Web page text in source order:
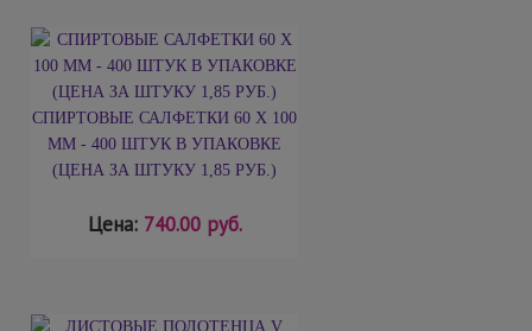
СПИРТОВЫЕ САЛФЕТКИ 60 Х 100
ММ - 400 ШТУК В УПАКОВКЕ
(ЦЕНА ЗА ШТУКУ 1,85 РУБ.)
Цена: 740.00 руб.